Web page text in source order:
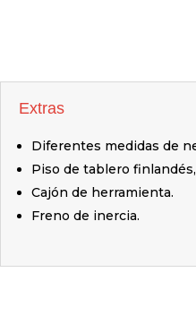
Extras
Diferentes medidas de
Piso de tablero
Cajón de herramienta.
Freno de inercia.